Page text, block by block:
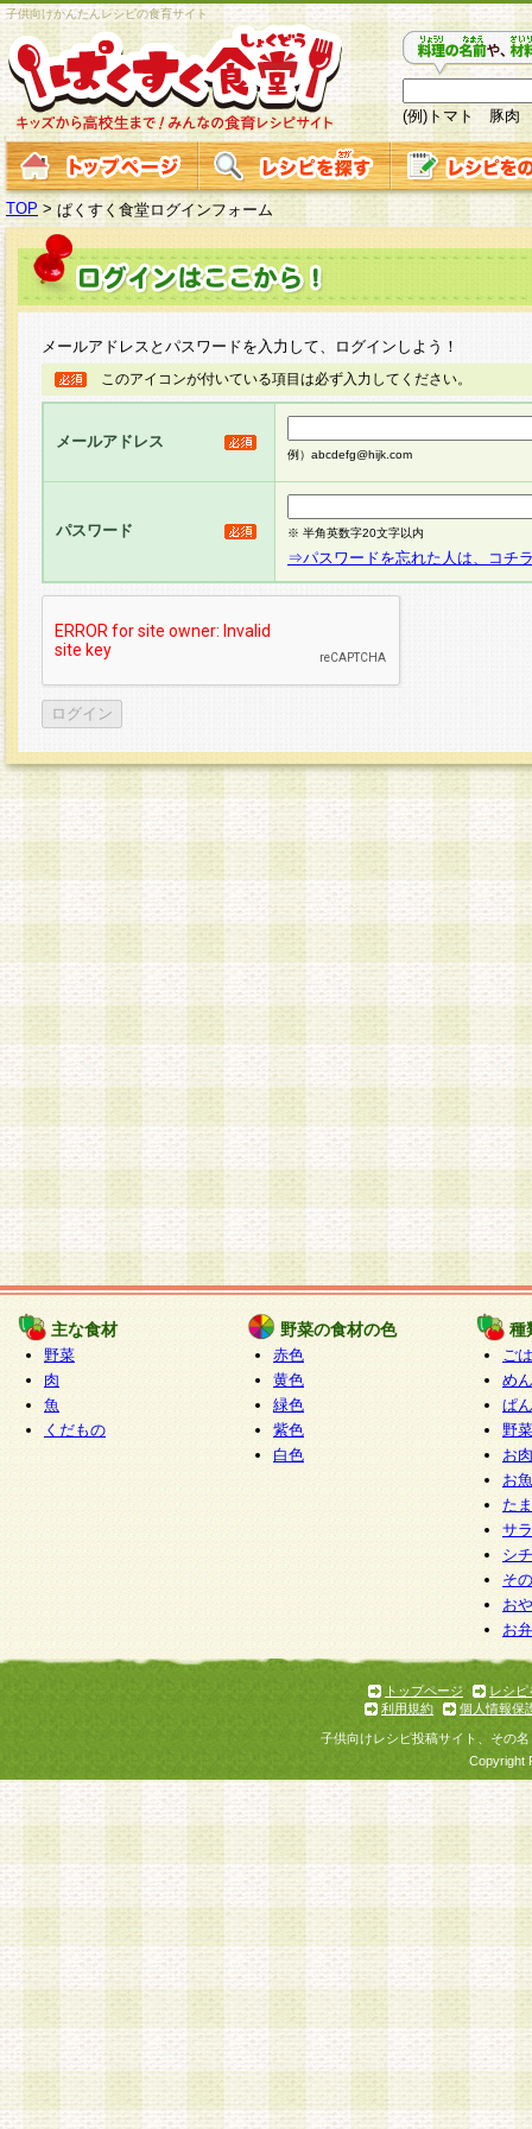
子供向けかんたんレシピの食育サイト
(例)トマト 豚肉
TOP > ぱくすく食堂ログインフォーム
メールアドレスとパスワードを入力して、ログインしよう！
このアイコンが付いている項目は必ず入力してください。
メールアドレス
例）abcdefg@hijk.com
パスワード ※ 半角英数字20文字以内
⇒パスワードを忘れた人は、コチ
主な食材
野菜
肉
魚
くだもの
野菜の食材の色
赤色
黄色
緑色
紫色
白色
種
ご
めん
ぱん
野
お
お
た
サ
シ
そ
お
お
トップページ
レシピ
利用規約
個人情報保
子供向けレシピ投稿サイト、その
Copyright